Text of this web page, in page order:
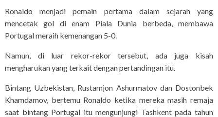
Ronaldo menjadi pemain pertama dalam sejarah yang
mencetak gol di enam Piala Dunia berbeda, membawa
Portugal meraih kemenangan 5-0.
Namun, di luar rekor-rekor tersebut, ada juga kisah
mengharukan yang terkait dengan pertandingan itu.
Bintang Uzbekistan, Rustamjon Ashurmatov dan Dostonbek
Khamdamov, bertemu Ronaldo ketika mereka masih remaja
saat bintang Portugal itu mengunjungi Tashkent pada tahun